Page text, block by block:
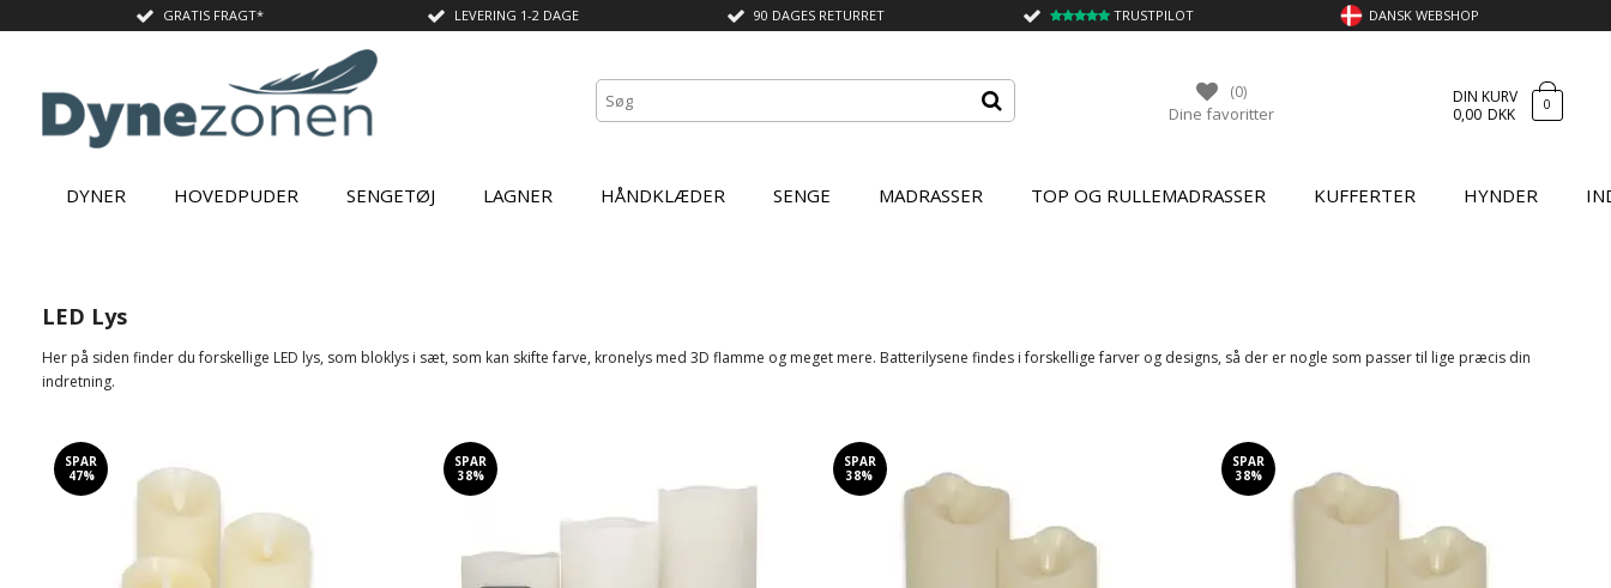
GRATIS FRAGT* LEVERING 1-2 DAGE 90 DAGES RETURRET TRUSTPILOT DANSK WEBSHOP
(0)
Dine favoritter
DIN KURV
0,00 DKK 0
DYNER HOVEDPUDER SENGETØJ LAGNER HÅNDKLÆDER SENGE MADRASSER TOP OG RULLEMADRASSER KUFFERTER HYNDER
LED Lys
Her på siden finder du forskellige LED lys, som bloklys i sæt, som kan skifte farve, kronelys med 3D flamme og meget mere. Batterilysene findes i forskellige farver og designs, så der er nogle som passer til lige præcis din
indretning.
SPAR
47%
SPAR
38%
SPAR
38%
SPAR
38%